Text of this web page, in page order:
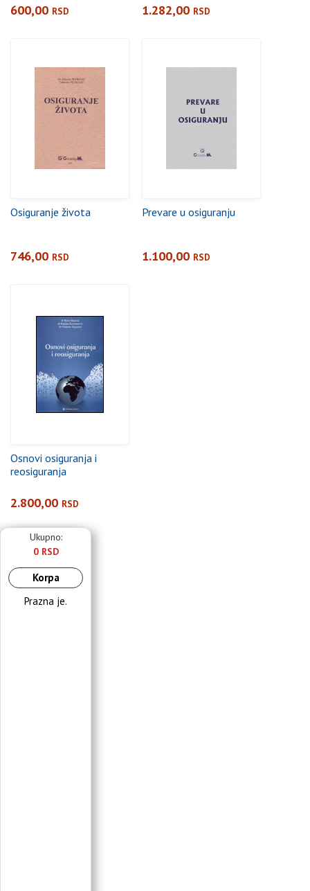
600,00 RSD 1.282,00 RSD
Osiguranje života
746,00 RSD
Prevare u osiguranju
1.100,00 RSD
Osnovi osiguranja i
reosiguranja
2.800,00 RSD
Ukupno:
0 RSD
Korpa
Prazna je.